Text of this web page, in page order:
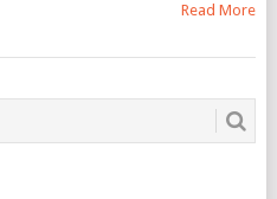
Read More